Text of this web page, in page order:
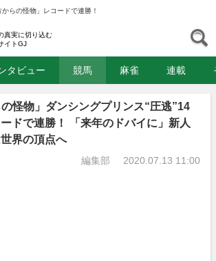
からの怪物」レコードで連勝！
真実に切り込む
イトGJ
タビュー 競馬 麻雀 連載
怪物」ダンシングプリンス“圧逃”14
ドで連勝！ 「来年のドバイに」新人
界の頂点へ
編集部 2020.07.13 11:00